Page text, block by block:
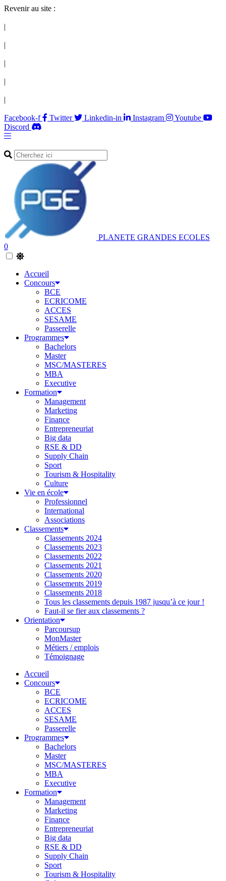
Revenir au site :
|
|
|
|
|
Facebook-f Twitter Linkedin-in Instagram
Youtube
Discord
PLANETE GRANDES ECOLES
0
Accueil
Concours
BCE
ECRICOME
ACCES
SESAME
Passerelle
Programmes
Bachelors
Master
MSC/MASTERES
MBA
Executive
Formation
Management
Marketing
Finance
Entrepreneuriat
Big data
RSE & DD
Supply Chain
Sport
Tourism & Hospitality
Culture
Vie en école
Professionnel
International
Associations
Classements
Classements 2024
Classements 2023
Classements 2022
Classements 2021
Classements 2020
Classements 2019
Classements 2018
Tous les classements depuis 1987 jusqu’à ce jour !
Faut-il se fier aux classements ?
Orientation
Parcoursup
MonMaster
Métiers / emplois
Témoignage
Accueil
Concours
BCE
ECRICOME
ACCES
SESAME
Passerelle
Programmes
Bachelors
Master
MSC/MASTERES
MBA
Executive
Formation
Management
Marketing
Finance
Entrepreneuriat
Big data
RSE & DD
Supply Chain
Sport
Tourism & Hospitality